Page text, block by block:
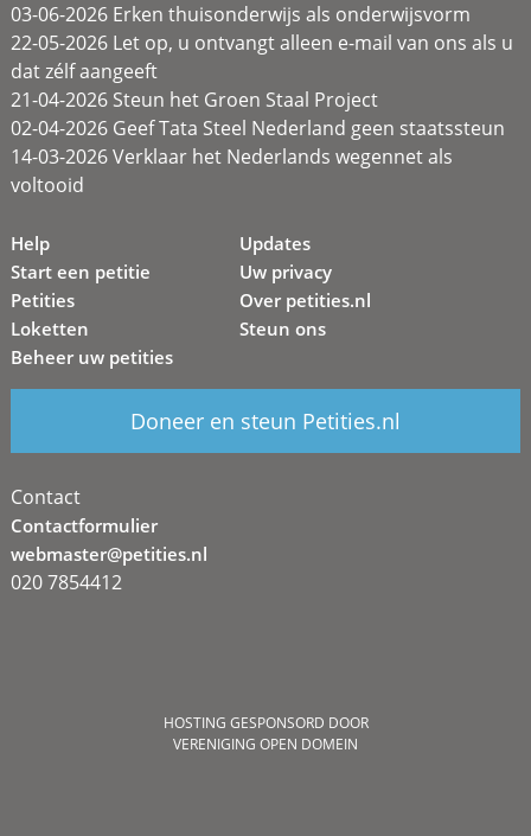
03-06-2026 Erken thuisonderwijs als onderwijsvorm
22-05-2026 Let op, u ontvangt alleen e-mail van ons als u
dat zélf aangeeft
21-04-2026 Steun het Groen Staal Project
02-04-2026 Geef Tata Steel Nederland geen staatssteun
14-03-2026 Verklaar het Nederlands wegennet als
voltooid
Help
Start een petitie
Petities
Loketten
Beheer uw petities
Updates
Uw privacy
Over petities.nl
Steun ons
Doneer en steun Petities.nl
Contact
Contactformulier
webmaster@petities.nl
020 7854412
HOSTING GESPONSORD DOOR
VERENIGING OPEN DOMEIN